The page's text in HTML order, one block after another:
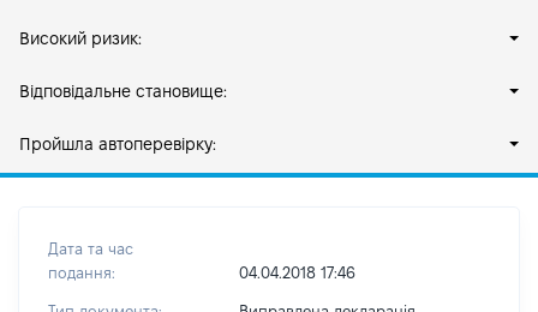
Високий ризик:
Відповідальне становище:
Пройшла автоперевірку:
Дата та час
подання:
04.04.2018 17:46